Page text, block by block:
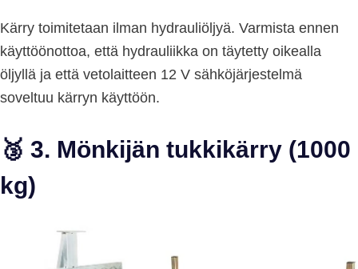
Kärry toimitetaan ilman hydrauliöljyä. Varmista ennen
käyttöönottoa, että hydrauliikka on täytetty oikealla
öljyllä ja että vetolaitteen 12 V sähköjärjestelmä
soveltuu kärryn käyttöön.
🥉 3. Mönkijän tukkikärry (1000
kg)